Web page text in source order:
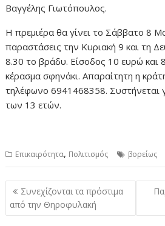
Βαγγέλης Γιωτόπουλος.
Η πρεμιέρα θα γίνει το Σάββατο 8
παραστάσεις την Κυριακή 9 και τη
8.30 το βράδυ. Είσοδος 10 ευρώ και
κέρασμα σφηνάκι. Απαραίτητη η
τηλέφωνο 6941468358. Συστήνεται
των 13 ετών.
Επικαιρότητα, Πολιτισμός βορείως
Πλοήγηση
άρθρων
Συνεχίζονται τα πρόστιμα
από την Θηροφυλακή